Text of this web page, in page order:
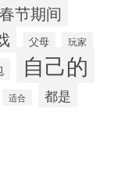
春节期间
父母 玩家
自己的
适合 都是